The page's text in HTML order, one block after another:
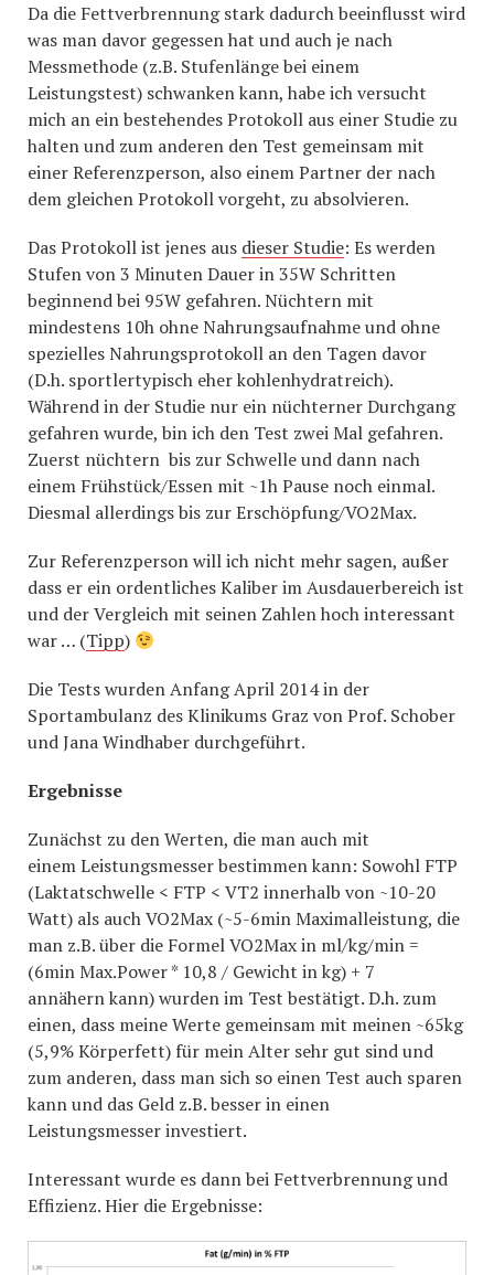
Da die Fettverbrennung stark dadurch beeinflusst wird
was man davor gegessen hat und auch je nach
Messmethode (z.B. Stufenlänge bei einem
Leistungstest) schwanken kann, habe ich versucht
mich an ein bestehendes Protokoll aus einer Studie zu
halten und zum anderen den Test gemeinsam mit
einer Referenzperson, also einem Partner der nach
dem gleichen Protokoll vorgeht, zu absolvieren.
Das Protokoll ist jenes aus dieser Studie: Es werden
Stufen von 3 Minuten Dauer in 35W Schritten
beginnend bei 95W gefahren. Nüchtern mit
mindestens 10h ohne Nahrungsaufnahme und ohne
spezielles Nahrungsprotokoll an den Tagen davor
(D.h. sportlertypisch eher kohlenhydratreich).
Während in der Studie nur ein nüchterner Durchgang
gefahren wurde, bin ich den Test zwei Mal gefahren.
Zuerst nüchtern bis zur Schwelle und dann nach
einem Frühstück/Essen mit ~1h Pause noch einmal.
Diesmal allerdings bis zur Erschöpfung/VO2Max.
Zur Referenzperson will ich nicht mehr sagen, außer
dass er ein ordentliches Kaliber im Ausdauerbereich ist
und der Vergleich mit seinen Zahlen hoch interessant
war … (Tipp)
Die Tests wurden Anfang April 2014 in der
Sportambulanz des Klinikums Graz von Prof. Schober
und Jana Windhaber durchgeführt.
Ergebnisse
Zunächst zu den Werten, die man auch mit
einem Leistungsmesser bestimmen kann: Sowohl FTP
(Laktatschwelle < FTP < VT2 innerhalb von ~10-20
Watt) als auch VO2Max (~5-6min Maximalleistung, die
man z.B. über die Formel VO2Max in ml/kg/min =
(6min Max.Power * 10,8 / Gewicht in kg) + 7
annähern kann) wurden im Test bestätigt. D.h. zum
einen, dass meine Werte gemeinsam mit meinen ~65kg
(5,9% Körperfett) für mein Alter sehr gut sind und
zum anderen, dass man sich so einen Test auch sparen
kann und das Geld z.B. besser in einen
Leistungsmesser investiert.
Interessant wurde es dann bei Fettverbrennung und
Effizienz. Hier die Ergebnisse: